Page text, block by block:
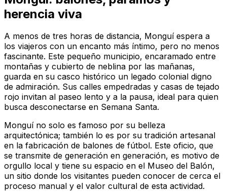
herencia viva
A menos de tres horas de distancia, Monguí espera a
los viajeros con un encanto más íntimo, pero no menos
fascinante. Este pequeño municipio, encaramado entre
montañas y cubierto de neblina por las mañanas,
guarda en su casco histórico un legado colonial digno
de admiración. Sus calles empedradas y casas de tejado
rojo invitan al paseo lento y a la pausa, ideal para quien
busca desconectarse en Semana Santa.
Monguí no solo es famoso por su belleza
arquitectónica; también lo es por su tradición artesanal
en la fabricación de balones de fútbol. Este oficio, que
se transmite de generación en generación, es motivo de
orgullo local y tiene su espacio en el Museo del Balón,
un sitio donde los visitantes pueden conocer de cerca el
proceso manual y el valor cultural de esta actividad.